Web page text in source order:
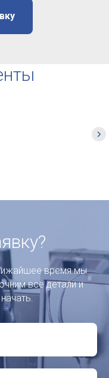
время мы
все детали и